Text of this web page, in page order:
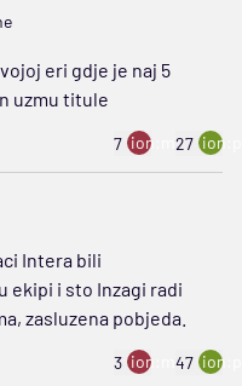
eri gdje je naj 5
uzmu titule
7 ion:minus
27
Intera bili
ekipi i sto Inzagi radi
zasluzena pobjeda.
3 ion:minus
47